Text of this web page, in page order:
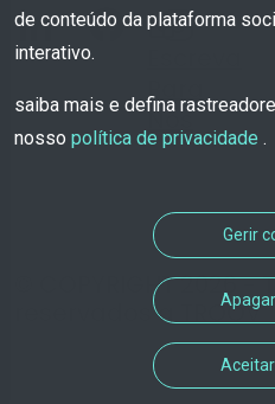
Para
Nós
© COPYRIGHT 2026 -
reservados a TROOV
de conteúdo da plataforma
interativo.
saiba mais e defina
nosso política de privacidade .
Gerir